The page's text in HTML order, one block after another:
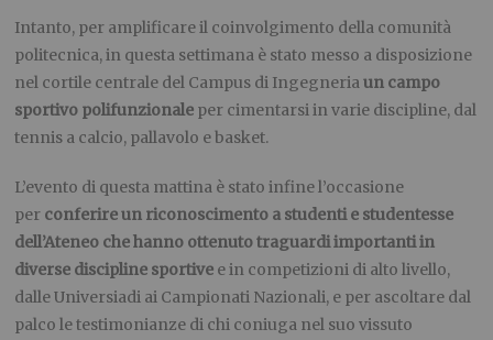
Intanto, per amplificare il coinvolgimento della comunità
politecnica, in questa settimana è stato messo a disposizione
nel cortile centrale del Campus di Ingegneriaun campo
sportivo polifunzionale per cimentarsi in varie discipline, dal
tennis a calcio, pallavolo e basket.
L’evento di questa mattina è stato infine l’occasione
per conferire un riconoscimento a studenti e studentesse
dell’Ateneo che hanno ottenuto traguardi importanti in
diverse discipline sportive e in competizioni di alto livello,
dalle Universiadi ai Campionati Nazionali, e per ascoltare dal
palco le testimonianze di chi coniuga nel suo vissuto